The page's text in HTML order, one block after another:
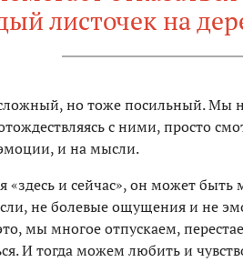
листочек на
но тоже посильный. Мы
с ними, просто
и на мысли.
«здесь и сейчас», он может
не болевые ощущения и не
мы многое отпускаем,
И тогда можем любить и